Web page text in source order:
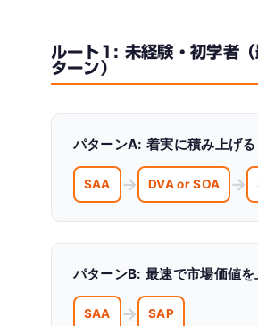
ルート1: 未経験・初学者（
ターン）
パターンA: 着実に積み上げる
SAA → DVA or SOA →
パターンB: 最速で市場価値を
SAA → SAP